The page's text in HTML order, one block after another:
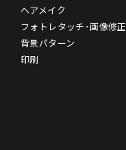
ヘアメイク
フォトレタッチ･画像修正
背景パターン
印刷